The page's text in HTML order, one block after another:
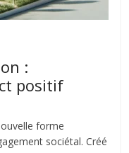
:
positif
forme
sociétal. Créé